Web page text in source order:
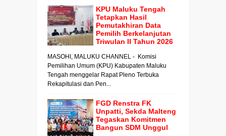
KPU Maluku Tengah
Tetapkan Hasil
Pemutakhiran Data
Pemilih Berkelanjutan
Triwulan II Tahun 2026
MASOHI, MALUKU CHANNEL - Komisi
Pemilihan Umum (KPU) Kabupaten Maluku
Tengah menggelar Rapat Pleno Terbuka
Rekapitulasi dan Pen...
FGD Renstra FK
Unpatti, Sekda Malteng
Tegaskan Komitmen
Bangun SDM Unggul